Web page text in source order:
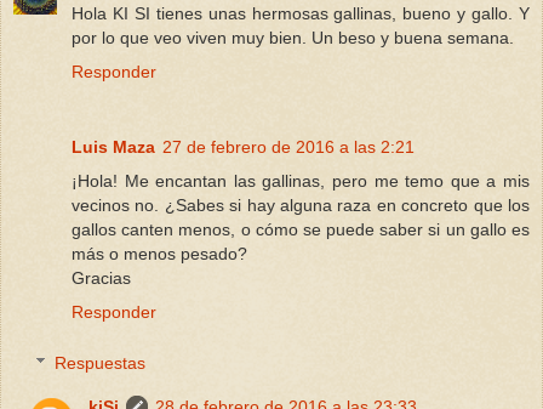
Hola KI SI tienes unas hermosas gallinas, bueno y gallo. Y
por lo que veo viven muy bien. Un beso y buena semana.
Responder
Luis Maza 27 de febrero de 2016 a las 2:21
¡Hola! Me encantan las gallinas, pero me temo que a mis
vecinos no. ¿Sabes si hay alguna raza en concreto que los
gallos canten menos, o cómo se puede saber si un gallo es
más o menos pesado?
Gracias
Responder
Respuestas